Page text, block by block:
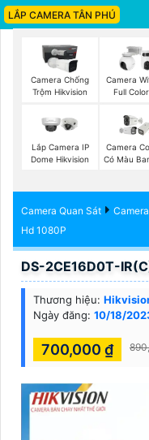
LẮP CAMERA TÂN PHÚ
Camera Chống
Trộm Hikvision
Camera
Full
Lắp Camera IP
Dome Hikvision
Camera
Có Màu
Camera Quan Sát
Hd 1080P
DS-2CE16D0T-
Thương hiệu:
Ngày đăng: 10/18/
700,000 ₫